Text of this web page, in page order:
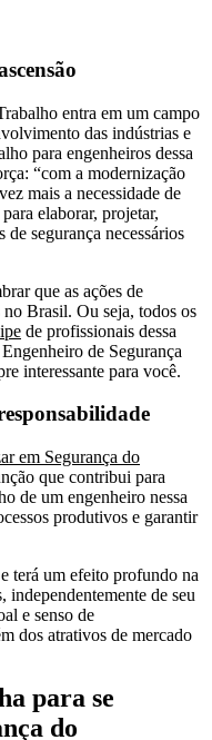
entra em um campo
das indústrias e
para engenheiros dessa
“com a modernização
mais a necessidade de
elaborar, projetar,
segurança necessários
que as ações de
Brasil. Ou seja, todos os
de profissionais dessa
de Segurança
interessante para você.
em Segurança do
que contribui para
de um engenheiro nessa
produtivos e garantir
terá um efeito profundo na
de seu
e senso de
dos atrativos de mercado
para se
do